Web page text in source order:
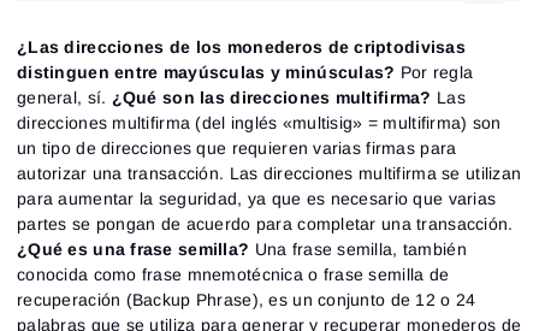
¿Las direcciones de los monederos de criptodivisas
distinguen entre mayúsculas y minúsculas? Por regla
general, sí. ¿Qué son las direcciones multifirma? Las
direcciones multifirma (del inglés «multisig» = multifirma) son
un tipo de direcciones que requieren varias firmas para
autorizar una transacción. Las direcciones multifirma se utilizan
para aumentar la seguridad, ya que es necesario que varias
partes se pongan de acuerdo para completar una transacción.
¿Qué es una frase semilla? Una frase semilla, también
conocida como frase mnemotécnica o frase semilla de
recuperación (Backup Phrase), es un conjunto de 12 o 24
palabras que se utiliza para generar y recuperar monederos de
Close
Correo electrónico
Contraseña
¿Olvidaste tu contraseña?
Acceder
¿No tienes cuenta? Registrarse
Restablecer contraseña
Introduce tu correo electrónico y te enviaremos un
enlace para crear una nueva contraseña.
Correo electrónico
Restablecer contraseña
Registro
Correo electrónico
Quiero recibir ofertas especiales de ATAS
Acepto losTerms of use,License agreement.
Registrarse
¿Ya tienes una cuenta? Inicia sesión